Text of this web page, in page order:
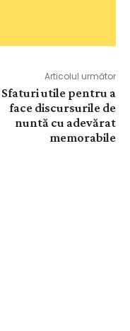
Articolul următor
Sfaturi utile pentru a
face discursurile de
nuntă cu adevărat
memorabile